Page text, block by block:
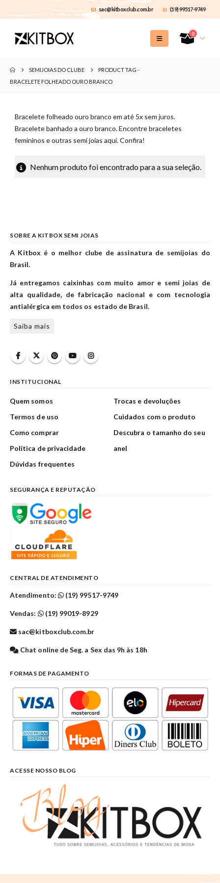
sac@kitboxclub.com.br (19) 99517-9749
0
SEMIJOIAS DO CLUBE
PRODUCT TAG -
BRACELETE FOLHEADO OURO BRANCO
Bracelete folheado ouro branco em até 5x sem juros.
Bracelete banhado a ouro branco. Encontre braceletes
femininos e outras semi joias aqui. Confira!
Nenhum produto foi encontrado para a sua seleção.
SOBRE A KITBOX SEMI JOIAS
A Kitbox é o melhor clube de assinatura de semijoias do
Brasil.
Já entregamos caixinhas com muito amor e semi joias de
alta qualidade, de fabricação nacional e com tecnologia
antialérgica em todos os estado de Brasil.
Saiba mais
INSTITUCIONAL
Quem somos
Termos de uso
Como comprar
Política de privacidade
Dúvidas frequentes
Trocas e devoluções
Cuidados com o produto
Descubra o tamanho do seu
anel
SEGURANÇA E REPUTAÇÃO
CENTRAL DE ATENDIMENTO
Atendimento: (19) 99517-9749
Vendas: (19) 99019-8929
sac@kitboxclub.com.br
Chat online de Seg. a Sex das 9h às 18h
FORMAS DE PAGAMENTO
ACESSE NOSSO BLOG